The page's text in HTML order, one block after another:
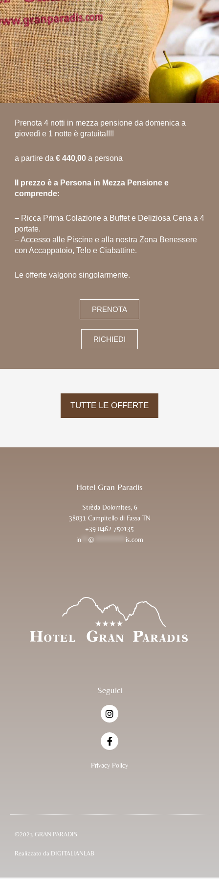
Prenota 4 notti in mezza pensione da domenica a
giovedì e 1 notte è gratuita!!!!
a partire da € 440,00 a persona
Il prezzo è a Persona in Mezza Pensione e
comprende:
– Ricca Prima Colazione a Buffet e Deliziosa Cena a 4
portate.
– Accesso alle Piscine e alla nostra Zona Benessere
con Accappatoio, Telo e Ciabattine.
Le offerte valgono singolarmente.
PRENOTA
RICHIEDI
TUTTE LE OFFERTE
Hotel Gran Paradis
Strèda Dolomites, 6
38031 Campitello di Fassa TN
+39 0462 750135
in
@ is.com
Seguici
I
n
t
a
g
a
F
a
e
f
Privacy Policy
©2023 GRAN PARADIS
Realizzato da DIGITALIANLAB